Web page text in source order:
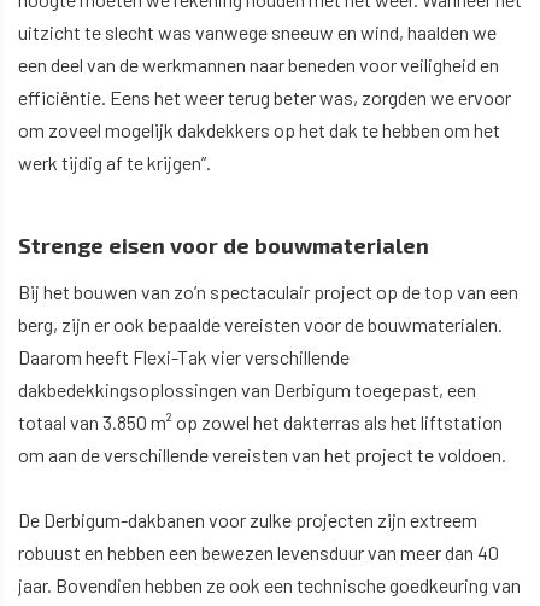
uitzicht te slecht was vanwege sneeuw en wind, haalden we
een deel van de werkmannen naar beneden voor veiligheid en
efficiëntie. Eens het weer terug beter was, zorgden we ervoor
om zoveel mogelijk dakdekkers op het dak te hebben om het
werk tijdig af te krijgen”.
Strenge eisen voor de bouwmaterialen
Bij het bouwen van zo’n spectaculair project op de top van een
berg, zijn er ook bepaalde vereisten voor de bouwmaterialen.
Daarom heeft Flexi-Tak vier verschillende
dakbedekkingsoplossingen van Derbigum toegepast, een
totaal van 3.850 m² op zowel het dakterras als het liftstation
om aan de verschillende vereisten van het project te voldoen.
De Derbigum-dakbanen voor zulke projecten zijn extreem
robuust en hebben een bewezen levensduur van meer dan 40
jaar. Bovendien hebben ze ook een technische goedkeuring van